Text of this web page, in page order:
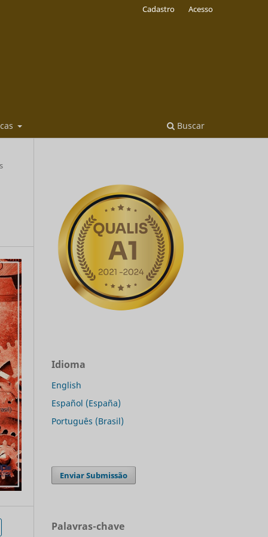
Buscar
Cadastro Acesso
Idioma
English
Español (España)
Português (Brasil)
Enviar Submissão
Palavras-chave